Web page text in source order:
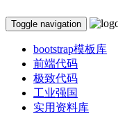
Toggle navigation
bootstrap模板库
前端代码
极致代码
工业强国
实用资料库